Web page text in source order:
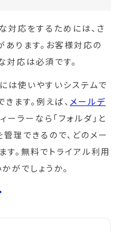
対応をするためには、さ
ります。お客様対応の
対応は必須です。
は使いやすいシステムで
ます。例えば、 メールデ
ーラーなら「フォルダ」と
理できるので、どのメー
。無料でトライアル利用
がでしょうか。